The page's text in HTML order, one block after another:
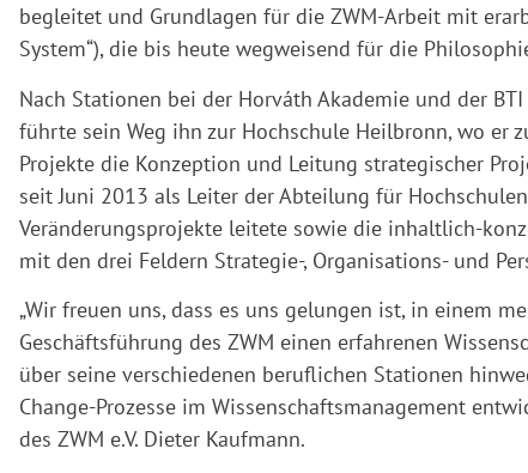
begleitet und Grundlagen für die ZWM-Arbeit mit
System“), die bis heute wegweisend für die
Nach Stationen bei der Horváth Akademie und der
führte sein Weg ihn zur Hochschule Heilbronn, wo er
Projekte die Konzeption und Leitung strategischer
seit Juni 2013 als Leiter der Abteilung für
Veränderungsprojekte leitete sowie die inhaltlich-
mit den drei Feldern Strategie-, Organisations- und
„Wir freuen uns, dass es uns gelungen ist, in einem
Geschäftsführung des ZWM einen erfahrenen
über seine verschiedenen beruflichen Stationen
Change-Prozesse im Wissenschaftsmanagement
des ZWM e.V. Dieter Kaufmann.